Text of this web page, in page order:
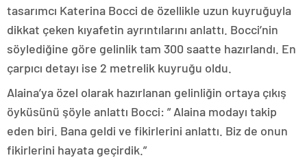
tasarımcı Katerina Bocci de özellikle uzun kuyruğuyla
dikkat çeken kıyafetin ayrıntılarını anlattı. Bocci’nin
söylediğine göre gelinlik tam 300 saatte hazırlandı. En
çarpıcı detayı ise 2 metrelik kuyruğu oldu.
Alaina’ya özel olarak hazırlanan gelinliğin ortaya çıkış
öyküsünü şöyle anlattı Bocci: ” Alaina modayı takip
eden biri. Bana geldi ve fikirlerini anlattı. Biz de onun
fikirlerini hayata geçirdik.”